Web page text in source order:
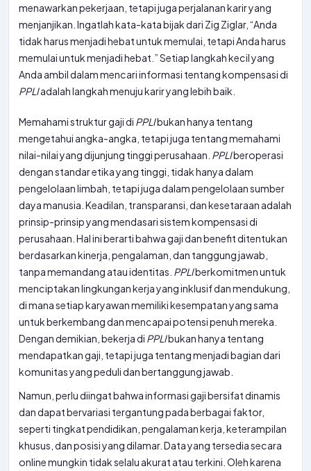
menawarkan pekerjaan, tetapi juga perjalanan karir yang
menjanjikan. Ingatlah kata-kata bijak dari Zig Ziglar, “Anda
tidak harus menjadi hebat untuk memulai, tetapi Anda harus
memulai untuk menjadi hebat.” Setiap langkah kecil yang
Anda ambil dalam mencari informasi tentang kompensasi di
PPLIadalah langkah menuju karir yang lebih baik.
Memahami struktur gaji di PPLIbukan hanya tentang
mengetahui angka-angka, tetapi juga tentang memahami
nilai-nilai yang dijunjung tinggi perusahaan. PPLIberoperasi
dengan standar etika yang tinggi, tidak hanya dalam
pengelolaan limbah, tetapi juga dalam pengelolaan sumber
daya manusia. Keadilan, transparansi, dan kesetaraan adalah
prinsip-prinsip yang mendasari sistem kompensasi di
perusahaan. Hal ini berarti bahwa gaji dan benefit ditentukan
berdasarkan kinerja, pengalaman, dan tanggung jawab,
tanpa memandang atau identitas. PPLIberkomitmen untuk
menciptakan lingkungan kerja yang inklusif dan mendukung,
di mana setiap karyawan memiliki kesempatan yang sama
untuk berkembang dan mencapai potensi penuh mereka.
Dengan demikian, bekerja di PPLIbukan hanya tentang
mendapatkan gaji, tetapi juga tentang menjadi bagian dari
komunitas yang peduli dan bertanggung jawab.
Namun, perlu diingat bahwa informasi gaji bersifat dinamis
dan dapat bervariasi tergantung pada berbagai faktor,
seperti tingkat pendidikan, pengalaman kerja, keterampilan
khusus, dan posisi yang dilamar. Data yang tersedia secara
online mungkin tidak selalu akurat atau terkini. Oleh karena